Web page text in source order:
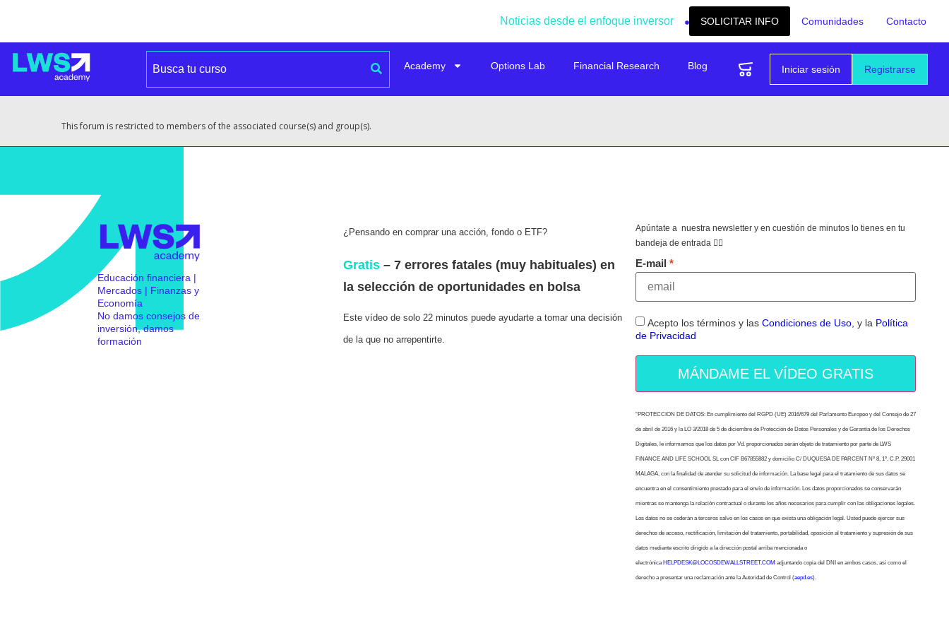
Noticias desde el enfoque inversor SOLICITAR INFO Comunidades Contacto
Registrarse
Iniciar sesión
Academy Options Lab Financial Research Blog
This forum is restricted to members of the associated course(s) and group(s).
Educación financiera |
Mercados | Finanzas y
Economía
No damos consejos de
inversión, damos
formación
¿Pensando en comprar una acción, fondo o ETF?
Gratis– 7 errores fatales (muy habituales) en
la selección de oportunidades en bolsa
Este vídeo de solo 22 minutos puede ayudarte a tomar una decisión
de la que no arrepentirte.
Apúntate a nuestra newsletter y en cuestión de minutos lo tienes en tu
bandeja de entrada 👇🏻
E-mail
Acepto los términos y las Condiciones de Uso, y la Política
de Privacidad
MÁNDAME EL VÍDEO GRATIS
“PROTECCION DE DATOS: En cumplimiento del RGPD (UE) 2016/679 del Parlamento Europeo y del Consejo de 27
de abril de 2016 y la LO 3/2018 de 5 de diciembre de Protección de Datos Personales y de Garantía de los Derechos
Digitales, le informamos que los datos por Vd. proporcionados serán objeto de tratamiento por parte de LWS
FINANCE AND LIFE SCHOOL SL con CIF B67855882 y domicilio C/ DUQUESA DE PARCENT Nº 8, 1º, C.P. 29001
MALAGA, con la finalidad de atender su solicitud de información. La base legal para el tratamiento de sus datos se
encuentra en el consentimiento prestado para el envío de información. Los datos proporcionados se conservarán
mientras se mantenga la relación contractual o durante los años necesarios para cumplir con las obligaciones legales.
Los datos no se cederán a terceros salvo en los casos en que exista una obligación legal. Usted puede ejercer sus
derechos de acceso, rectificación, limitación del tratamiento, portabilidad, oposición al tratamiento y supresión de sus
datos mediante escrito dirigido a la dirección postal arriba mencionada o
electrónica HELPDESK@LOCOSDEWALLSTREET.COM adjuntando copia del DNI en ambos casos, así como el
derecho a presentar una reclamación ante la Autoridad de Control (aepd.es).